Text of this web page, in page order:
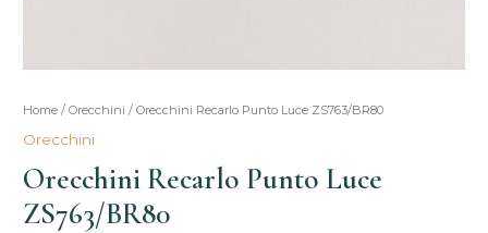
Home /Orecchini / Orecchini Recarlo Punto Luce ZS763/BR80
Orecchini
Orecchini Recarlo Punto Luce
ZS763/BR80
Il
originale
Il
Orecchini
Recarlo
Punto
Luce
ZS763/BR80